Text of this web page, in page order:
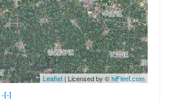
Leaflet | Licensed by ©hiFleet.com
-[-]